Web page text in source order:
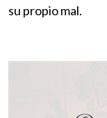
su propio mal.